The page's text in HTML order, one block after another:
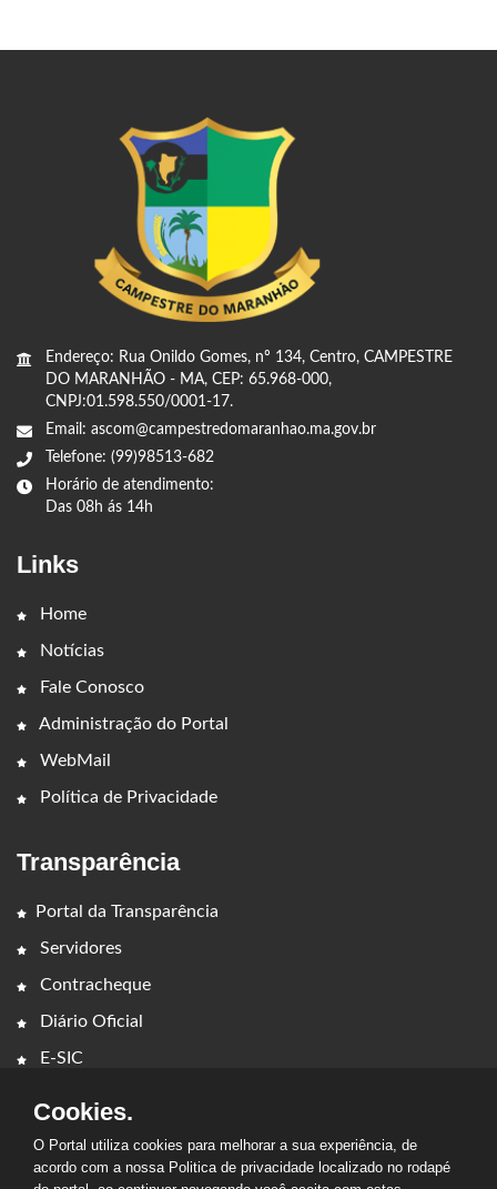
Endereço: Rua Onildo Gomes, nº 134, Centro, CAMPESTRE
DO MARANHÃO - MA, CEP: 65.968-000,
CNPJ:01.598.550/0001-17.
Email: ascom@campestredomaranhao.ma.gov.br
Telefone: (99)98513-682
Horário de atendimento:
Das 08h ás 14h
Links
Home
Notícias
Fale Conosco
Administração do Portal
WebMail
Política de Privacidade
Transparência
Portal da Transparência
Servidores
Contracheque
Diário Oficial
E-SIC
Cookies.
O Portal utiliza cookies para melhorar a sua experiência, de
acordo com a nossa Politica de privacidade localizado no rodapé